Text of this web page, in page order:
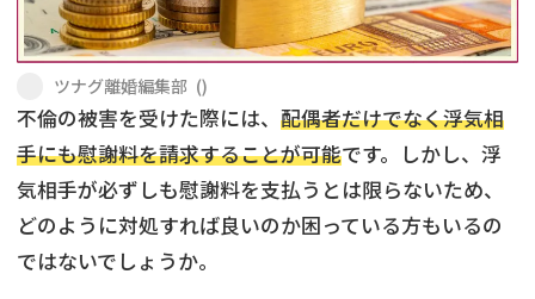
不貞・不倫慰謝料請求
内縁の夫婦
養育費
慰謝料
国際離婚
ツナグ離婚編集部 ()
不倫の被害を受けた際には、 配偶者だけでなく浮気相
手にも慰謝料を請求することが可能です。しかし、浮
気相手が必ずしも慰謝料を支払うとは限らないため、
どのように対処すれば良いのか困っている方もいるの
ではないでしょうか。